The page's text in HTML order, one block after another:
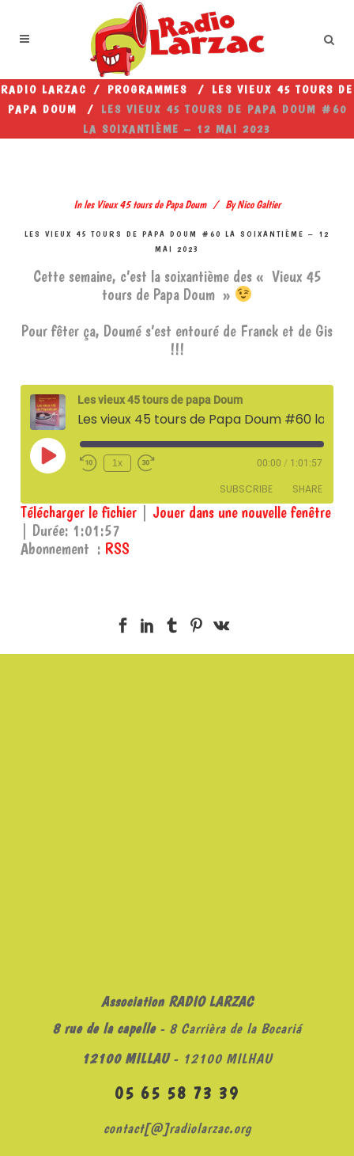
RADIO LARZAC / PROGRAMMES / LES VIEUX 45 TOURS DE
PAPA DOUM
/ LES VIEUX 45 TOURS DE PAPA DOUM #60
LA SOIXANTIÈME – 12 MAI 2023
In les Vieux 45 tours de Papa Doum By Nico Galtier
LES VIEUX 45 TOURS DE PAPA DOUM #60 LA SOIXANTIÈME – 12
MAI 2023
Cette semaine, c’est la soixantième des « Vieux 45
tours de Papa Doum »
Pour fêter ça, Doumé s’est entouré de Franck et de Gis
!!!
Les vieux 45 tours de papa Doum
Play
Episode
1x 00:00 / 1:01:57
SUBSCRIBE SHARE
RSS
SHARE
Télécharger le fichier
Jouer dans une nouvelle fenêtre
Durée: 1:01:57
Abonnement : RSS
Association RADIO LARZAC
8 rue de la capelle- 8 Carrièra de la Bocariá
12100 MILLAU- 12100 MILHAU
05 65 58 73 39
contact[@]radiolarzac.org